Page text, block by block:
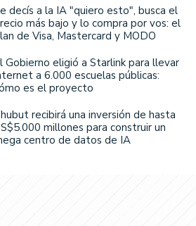
decís a la IA "quiero esto", busca el
más bajo y lo compra por vos: el
de Visa, Mastercard y MODO
Gobierno eligió a Starlink para llevar
a 6.000 escuelas públicas:
es el proyecto
recibirá una inversión de hasta
millones para construir un
centro de datos de IA